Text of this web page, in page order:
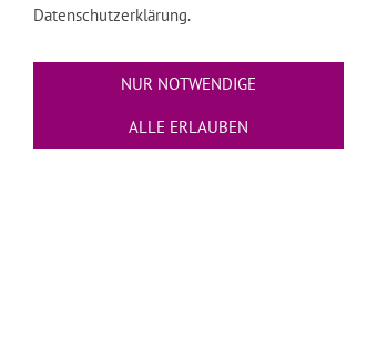
The Embassy of the LAO People's Democratic
Republic ( http://www.bkklaoembassy.com )
http://www.royalnepaleseembassy.org/ )
Datenschutzerklärung.
NUR NOTWENDIGE
ALLE ERLAUBEN